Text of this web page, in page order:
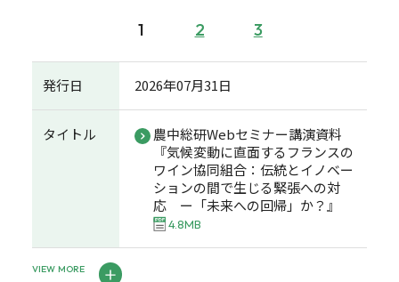
1 2 3
発行日 2026年07月31日
タイトル
農中総研Webセミナー講演資料
『気候変動に直面するフランスの
ワイン協同組合：伝統とイノベー
ションの間で生じる緊張への対
応 ー「未来への回帰」か？』
4.8MB
VIEW MORE